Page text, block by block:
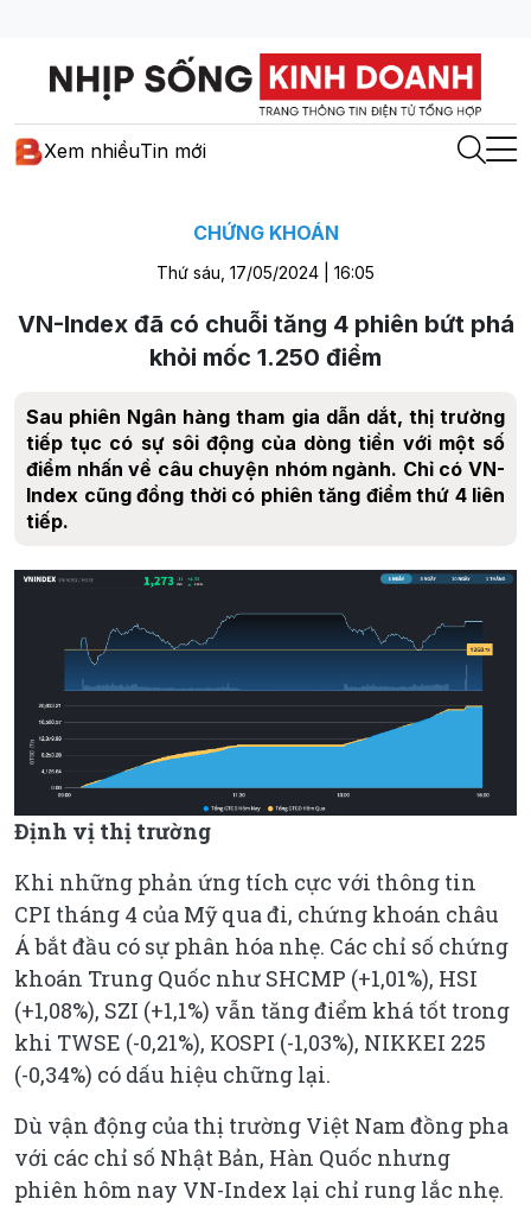
Xem nhiềuTin mới
CHỨNG KHOÁN
Thứ sáu, 17/05/2024 | 16:05
VN-Index đã có chuỗi tăng 4 phiên bứt phá
khỏi mốc 1.250 điểm
Sau phiên Ngân hàng tham gia dẫn dắt, thị trường
tiếp tục có sự sôi động của dòng tiền với một số
điểm nhấn về câu chuyện nhóm ngành. Chỉ có VN-
Index cũng đồng thời có phiên tăng điểm thứ 4 liên
tiếp.
Định vị thị trường
Khi những phản ứng tích cực với thông tin
CPI tháng 4 của Mỹ qua đi, chứng khoán châu
Á bắt đầu có sự phân hóa nhẹ. Các chỉ số chứng
khoán Trung Quốc như SHCMP (+1,01%), HSI
(+1,08%), SZI (+1,1%) vẫn tăng điểm khá tốt trong
khi TWSE (-0,21%), KOSPI (-1,03%), NIKKEI 225
(-0,34%) có dấu hiệu chững lại.
Dù vận động của thị trường Việt Nam đồng pha
với các chỉ số Nhật Bản, Hàn Quốc nhưng
phiên hôm nay VN-Index lại chỉ rung lắc nhẹ.